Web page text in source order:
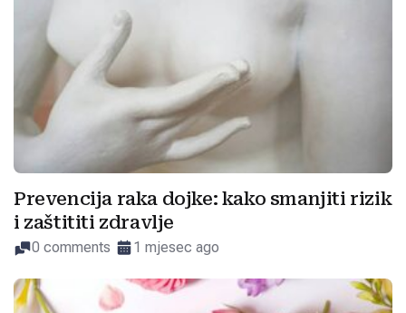
Prevencija raka dojke: kako smanjiti rizik
i zaštititi zdravlje
0 comments 1 mjesec ago